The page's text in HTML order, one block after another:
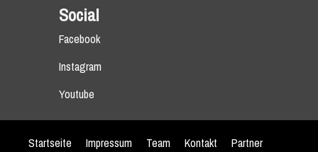
Social
Facebook
Instagram
Youtube
Startseite Impressum Team Kontakt Partner